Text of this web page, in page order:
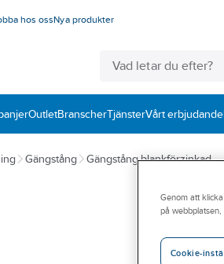
hos ossNya produkter
OutletBranscherTjänsterVårt erbjudande
Gängstång Gängstång blankförzinkad
Genom att
på webbplatsen,
Cookie-